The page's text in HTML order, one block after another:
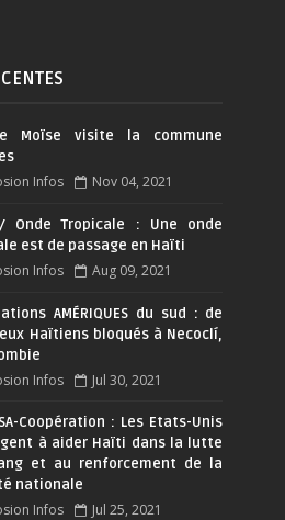
Moïse visite la commune
Infos Nov 04, 2021
Onde Tropicale : Une onde
est de passage en Haïti
Infos Aug 09, 2021
AMÉRIQUES du sud : de
Haïtiens bloqués à Necoclí,
Infos Jul 30, 2021
Coopération : Les Etats-Unis
à aider Haïti dans la lutte
et au renforcement de la
nationale
Infos Jul 25, 2021